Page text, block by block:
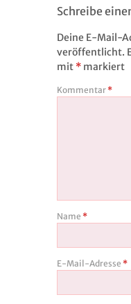
Schreibe
Deine E-Mail-
veröffentlicht.
mit * markiert
Kommentar *
Name *
E-Mail-Adresse *